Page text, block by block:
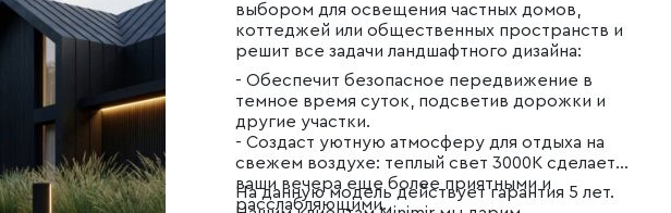
выбором для освещения частных домов,
коттеджей или общественных пространств и
решит все задачи ландшафтного дизайна:
- Обеспечит безопасное передвижение в
темное время суток, подсветив дорожки и
другие участки.
- Создаст уютную атмосферу для отдыха на
свежем воздухе: теплый свет 3000K сделает
ваши вечера еще более приятными и
расслабляющими.
На данную модель действует гарантия 5 лет.